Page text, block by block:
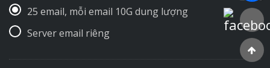
25 email, mỗi email 10G dung lượng
Server email riêng